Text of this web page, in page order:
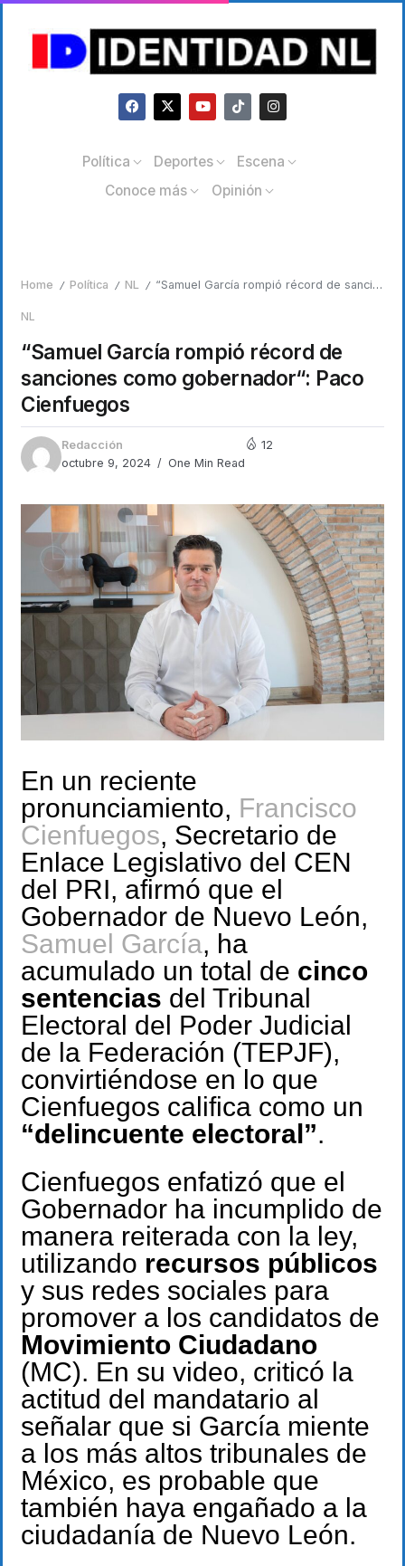
Política Deportes
Escena
Conoce más
Opinión
Home / Política / NL / “Samuel García rompió récord de sanciones como gobernador“: Paco Cienfuegos
NL
“Samuel García rompió récord de
sanciones como gobernador“: Paco
Cienfuegos
Redacción
octubre 9, 2024
One Min Read
12
En un reciente
pronunciamiento, Francisco
Cienfuegos, Secretario de
Enlace Legislativo del CEN
del PRI, afirmó que el
Gobernador de Nuevo León,
Samuel García, ha
acumulado un total de cinco
sentencias del Tribunal
Electoral del Poder Judicial
de la Federación (TEPJF),
convirtiéndose en lo que
Cienfuegos califica como un
“delincuente electoral”.
Cienfuegos enfatizó que el
Gobernador ha incumplido de
manera reiterada con la ley,
utilizando recursos públicos
y sus redes sociales para
promover a los candidatos de
Movimiento Ciudadano
(MC). En su video, criticó la
actitud del mandatario al
señalar que si García miente
a los más altos tribunales de
México, es probable que
también haya engañado a la
ciudadanía de Nuevo León.